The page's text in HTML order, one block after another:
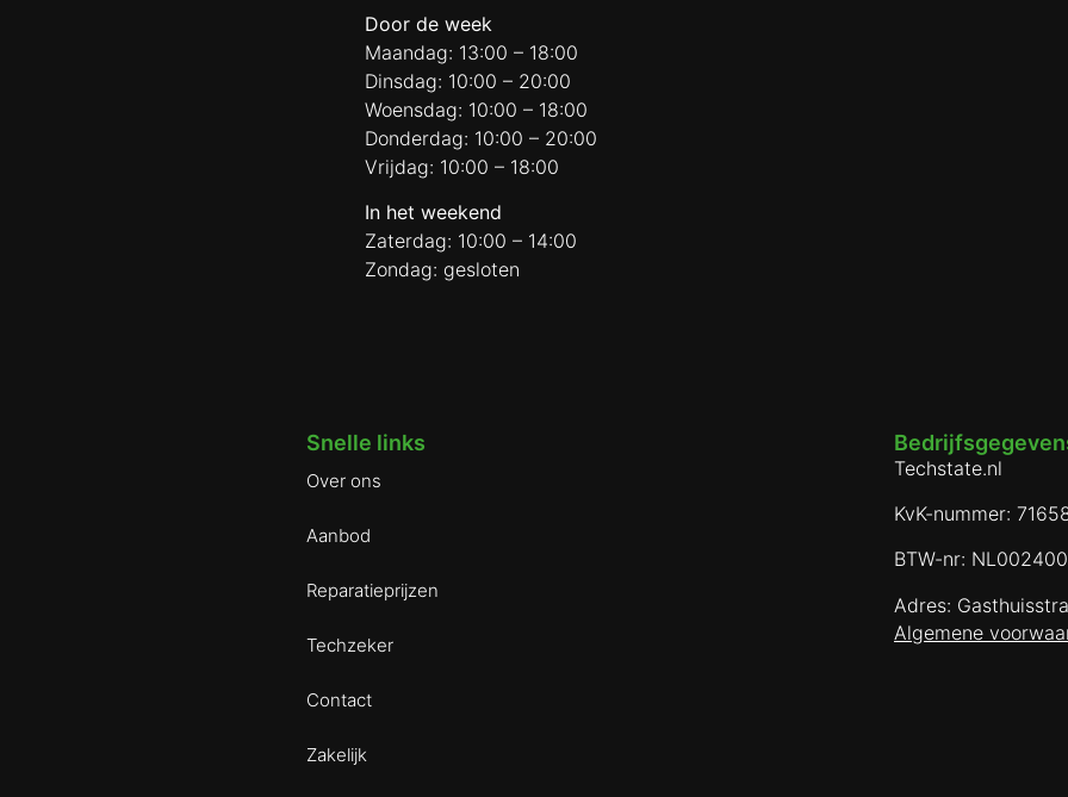
Door de week
Maandag: 13:00 – 18:00
Dinsdag: 10:00 – 20:00
Woensdag: 10:00 – 18:00
Donderdag: 10:00 – 20:00
Vrijdag: 10:00 – 18:00
In het weekend
Zaterdag: 10:00 – 14:00
Zondag: gesloten
Snelle links
Over ons
Aanbod
Reparatieprijzen
Techzeker
Contact
Zakelijk
Techstate.nl
KvK-nummer:
BTW-nr:
Adres:
Algemene